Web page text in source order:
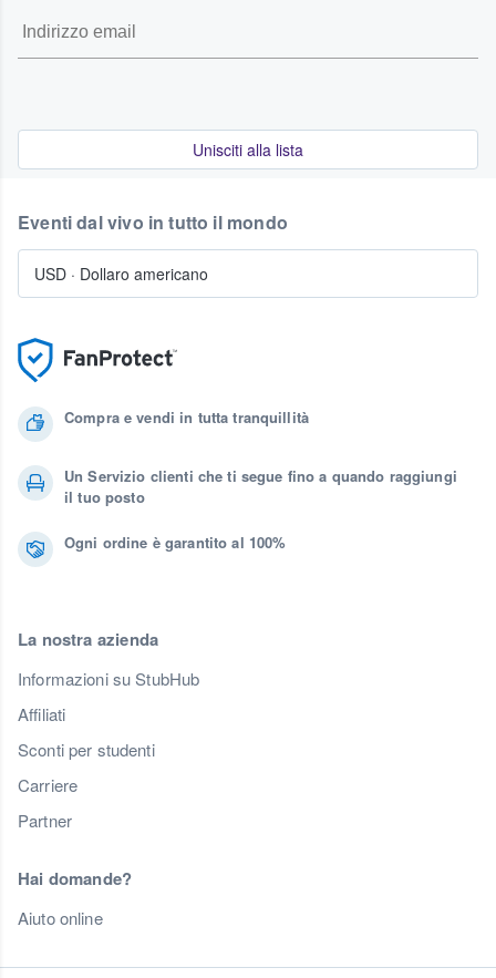
Unisciti alla lista
Compra e vendi in tutta tranquillità
Un Servizio clienti che ti segue fino a quando raggiungi
il tuo posto
Ogni ordine è garantito al 100%
La nostra azienda
Informazioni su StubHub
Affiliati
Sconti per studenti
Carriere
Partner
Hai domande?
Aiuto online
Eventi dal vivo in tutto il mondo
USD · Dollaro americano